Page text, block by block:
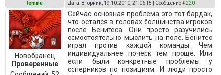
temmu Дата: Вторник, 19.10.2010, 21:06:15 | Сообщение #220
Новобранец
Проверенные
Сейчас основная проблема это тот бардак,
что остался в головах болшинства игроков
после Бенитеса. Они просто разучились
самостоятельно мыслить на поле. Бенитес
играл против каждой команды. Чем
индивидуальнее почерк тем проще. Или
если были конкретные проблемы у
соперников по позициям. И люди просто